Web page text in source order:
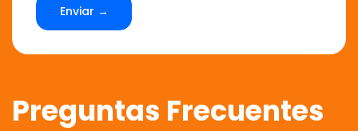
Enviar →
Preguntas Frecuentes